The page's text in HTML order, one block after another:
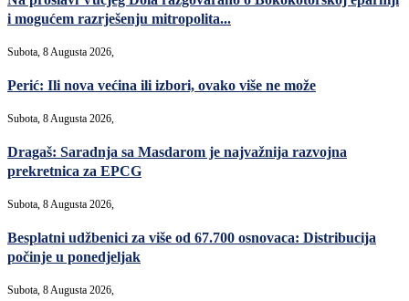
i mogućem razrješenju mitropolita...
Subota, 8 Augusta 2026,
Perić: Ili nova većina ili izbori, ovako više ne može
Subota, 8 Augusta 2026,
Dragaš: Saradnja sa Masdarom je najvažnija razvojna
prekretnica za EPCG
Subota, 8 Augusta 2026,
Besplatni udžbenici za više od 67.700 osnovaca: Distribucija
počinje u ponedjeljak
Subota, 8 Augusta 2026,